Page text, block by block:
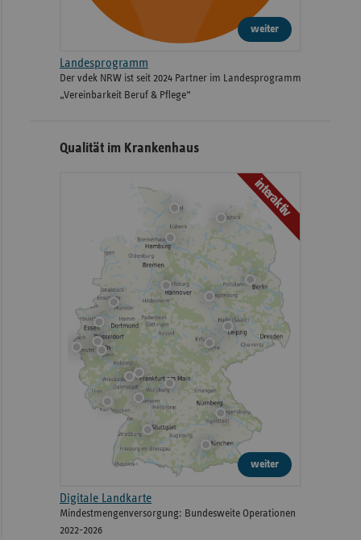
weiter
Landesprogramm
Der vdek NRW ist seit 2024 Partner im Landesprogramm
„Vereinbarkeit Beruf & Pflege“
Qualität im Krankenhaus
interaktiv
weiter
Digitale Landkarte
Mindestmengenversorgung: Bundesweite Operationen
2022-2026